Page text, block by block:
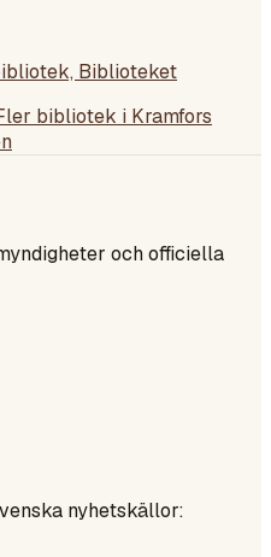
Biblioteket
bibliotek i Kramfors
och officiella
nyhetskällor: